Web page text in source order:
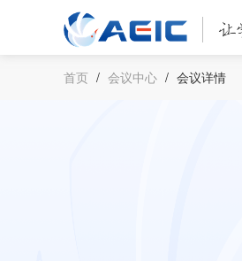
首页 / 会议中心 / 会议详情